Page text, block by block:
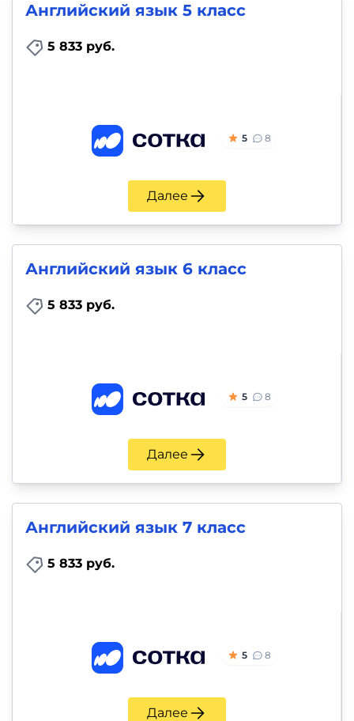
Английский язык 5 класс
5 833 руб.
5 8
Далее
Английский язык 6 класс
5 833 руб.
5 8
Далее
Английский язык 7 класс
5 833 руб.
5 8
Далее